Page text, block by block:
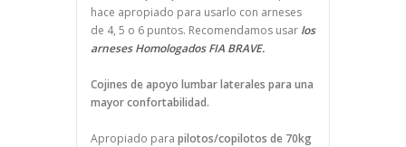
hace apropiado para usarlo con arneses
de 4, 5 o 6 puntos. Recomendamos usar los
arneses Homologados FIA BRAVE.
Cojines de apoyo lumbar laterales para una
mayor confortabilidad.
Apropiado para pilotos/copilotos de 70kg